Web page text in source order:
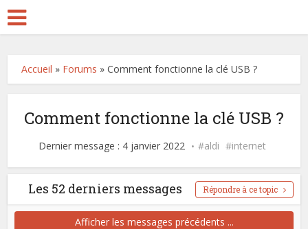
Accueil » Forums »Comment fonctionne la clé USB ?
Comment fonctionne la clé USB ?
Dernier message : 4 janvier 2022 aldi internet
Les 52 derniers messages Répondre à ce topic
Afficher les messages précédents ...